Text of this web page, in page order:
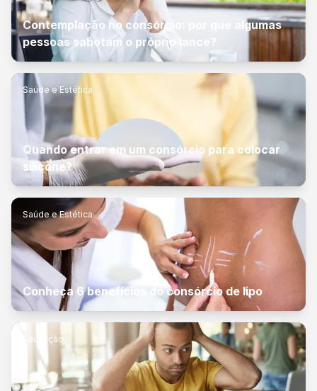
Contemplação no consórcio: por que algumas
pessoas sabotam o próprio lance?
Saúde e Estética
Quando entrar em um consórcio para colocar
silicone?
Saúde e Estética
Conheça 6 benefícios do consórcio de lipo
Educação